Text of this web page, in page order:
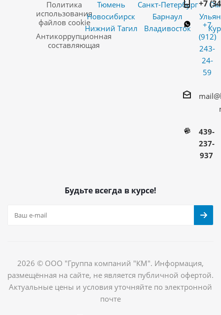
Политика
использования
файлов cookie
Антикоррупционная
составляющая
Тюмень
Новосибирск
Нижний Тагил
Санкт-Петербург
Барнаул
Владивосток
+7
+7
(912)
243-
24-
59
439-
237-
937
Будьте всегда в курсе!
2026 © ООО "Группа компаний "КМ". Информация,
размещённая на сайте, не является публичной офертой.
Актуальные цены и условия уточняйте по электронной
почте